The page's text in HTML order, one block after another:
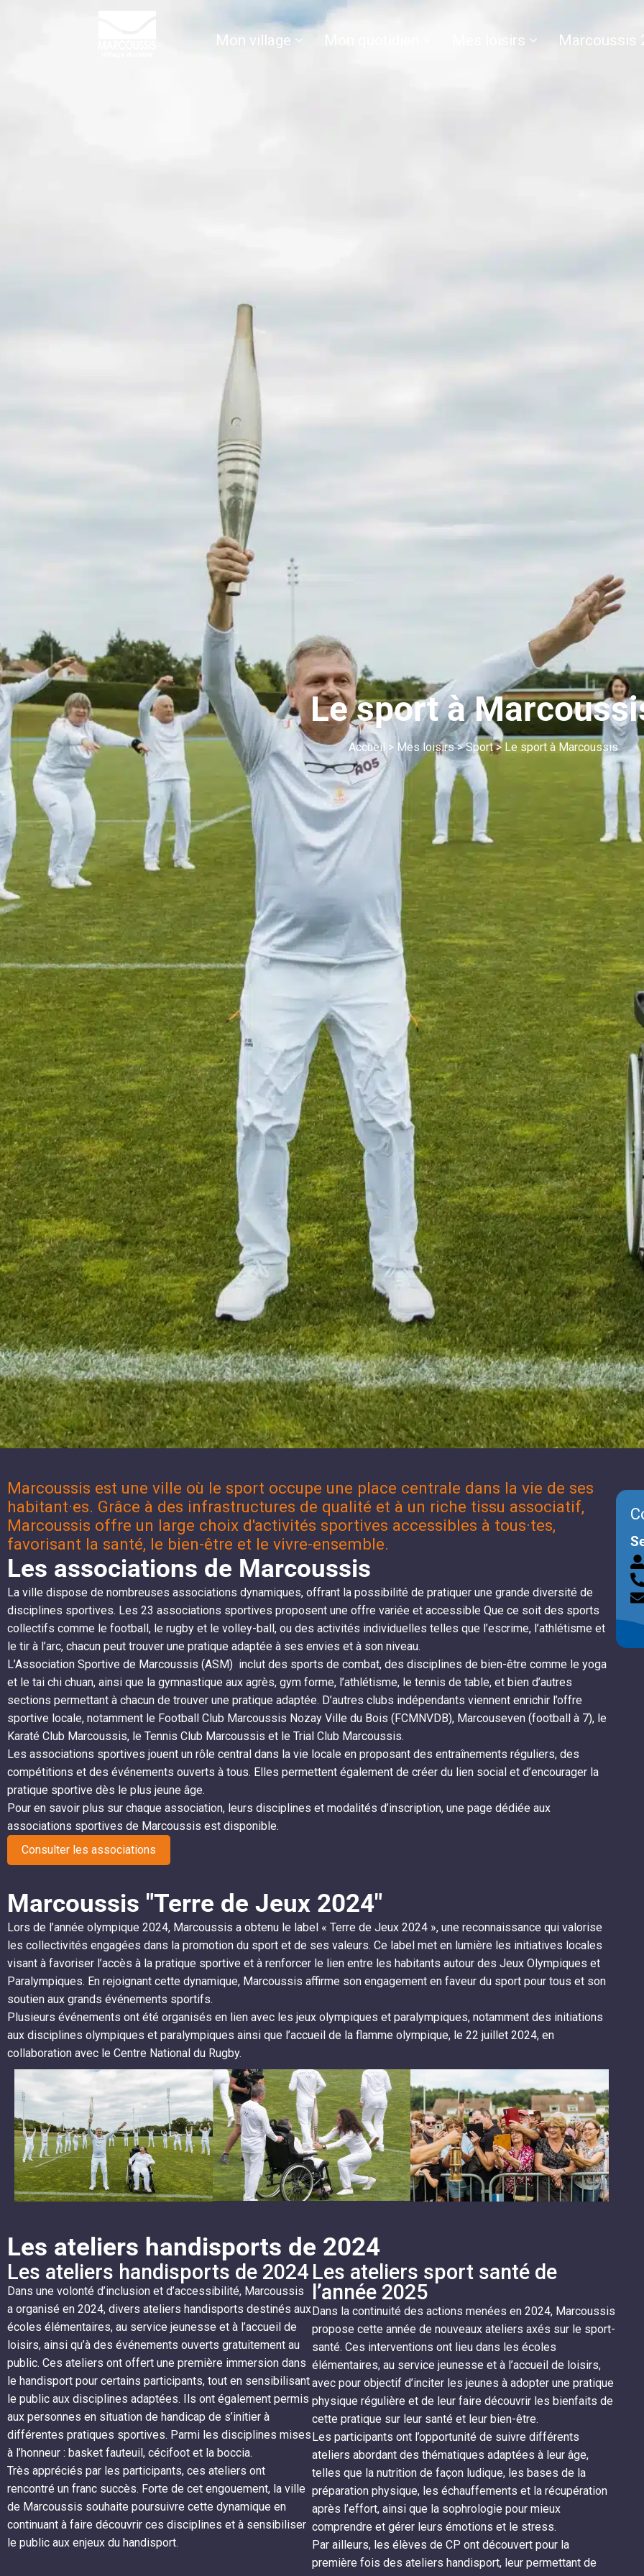
Mon village Mes loisirs Marcoussis
Le sport à
Accueil > Mes loisirs>Sport>Le sport à Marcoussis
Marcoussis est une ville où le sport occupe une place centrale dans la vie de ses
habitant·es. Grâce à des infrastructures de qualité et à un riche tissu associatif,
Marcoussis offre un large choix d'activités sportives accessibles à tous·tes,
favorisant la santé, le bien-être et le vivre-ensemble.
Les associations de Marcoussis
La ville dispose de nombreuses associations dynamiques, offrant la possibilité de pratiquer une grande diversité de
disciplines sportives. Les 23 associations sportives proposent une offre variée et accessible Que ce soit des sports
collectifs comme le football, le rugby et le volley-ball, ou des activités individuelles telles que l’escrime, l’athlétisme et
le tir à l’arc, chacun peut trouver une pratique adaptée à ses envies et à son niveau.
L’Association Sportive de Marcoussis (ASM) inclut des sports de combat, des disciplines de bien-être comme le yoga
et le tai chi chuan, ainsi que la gymnastique aux agrès, gym forme, l’athlétisme, le tennis de table, et bien d’autres
sections permettant à chacun de trouver une pratique adaptée. D’autres clubs indépendants viennent enrichir l’offre
sportive locale, notamment le Football Club Marcoussis Nozay Ville du Bois (FCMNVDB), Marcouseven (football à 7), le
Karaté Club Marcoussis, le Tennis Club Marcoussis et le Trial Club Marcoussis.
Les associations sportives jouent un rôle central dans la vie locale en proposant des entraînements réguliers, des
compétitions et des événements ouverts à tous. Elles permettent également de créer du lien social et d’encourager la
pratique sportive dès le plus jeune âge.
Pour en savoir plus sur chaque association, leurs disciplines et modalités d’inscription, une page dédiée aux
associations sportives de Marcoussis est disponible.
Consulter les associations
Marcoussis "Terre de Jeux 2024"
Lors de l’année olympique 2024, Marcoussis a obtenu le label « Terre de Jeux 2024 », une reconnaissance qui valorise
les collectivités engagées dans la promotion du sport et de ses valeurs. Ce label met en lumière les initiatives locales
visant à favoriser l’accès à la pratique sportive et à renforcer le lien entre les habitants autour des Jeux Olympiques et
Paralympiques. En rejoignant cette dynamique, Marcoussis affirme son engagement en faveur du sport pour tous et son
soutien aux grands événements sportifs.
Plusieurs événements ont été organisés en lien avec les jeux olympiques et paralympiques, notamment des initiations
aux disciplines olympiques et paralympiques ainsi que l’accueil de la flamme olympique, le 22 juillet 2024, en
collaboration avec le Centre National du Rugby.
Les ateliers handisports de 2024
Les ateliers handisports de 2024
Dans une volonté d’inclusion et d’accessibilité, Marcoussis
a organisé en 2024, divers ateliers handisports destinés aux
écoles élémentaires, au service jeunesse et à l’accueil de
loisirs, ainsi qu’à des événements ouverts gratuitement au
public. Ces ateliers ont offert une première immersion dans
le handisport pour certains participants, tout en sensibilisant
le public aux disciplines adaptées. Ils ont également permis
aux personnes en situation de handicap de s’initier à
différentes pratiques sportives. Parmi les disciplines mises
à l’honneur : basket fauteuil, cécifoot et la boccia.
Très appréciés par les participants, ces ateliers ont
rencontré un franc succès. Forte de cet engouement, la ville
de Marcoussis souhaite poursuivre cette dynamique en
continuant à faire découvrir ces disciplines et à sensibiliser
le public aux enjeux du handisport.
Les ateliers sport santé de
l’année 2025
Dans la continuité des actions menées en 2024, Marcoussis
propose cette année de nouveaux ateliers axés sur le sport-
santé. Ces interventions ont lieu dans les écoles
élémentaires, au service jeunesse et à l’accueil de loisirs,
avec pour objectif d’inciter les jeunes à adopter une pratique
physique régulière et de leur faire découvrir les bienfaits de
cette pratique sur leur santé et leur bien-être.
Les participants ont l’opportunité de suivre différents
ateliers abordant des thématiques adaptées à leur âge,
telles que la nutrition de façon ludique, les bases de la
préparation physique, les échauffements et la récupération
après l’effort, ainsi que la sophrologie pour mieux
comprendre et gérer leurs émotions et le stress.
Par ailleurs, les élèves de CP ont découvert pour la
première fois des ateliers handisport, leur permettant de